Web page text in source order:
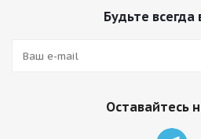
Будьте всегда
Оставайтесь